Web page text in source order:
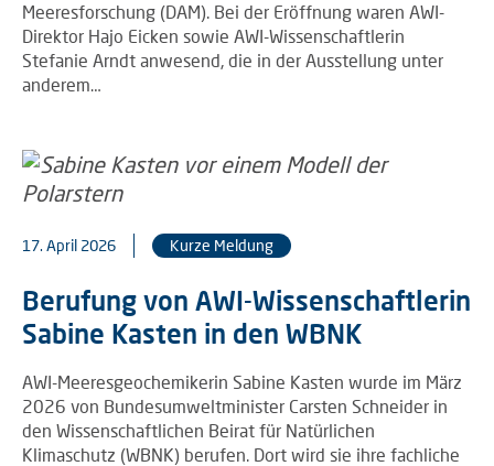
Meeresforschung (DAM). Bei der Eröffnung waren AWI-
Direktor Hajo Eicken sowie AWI-Wissenschaftlerin
Stefanie Arndt anwesend, die in der Ausstellung unter
anderem…
17. April 2026 Kurze Meldung
Berufung von AWI-Wissenschaftlerin
Sabine Kasten in den WBNK
AWI-Meeresgeochemikerin Sabine Kasten wurde im März
2026 von Bundesumweltminister Carsten Schneider in
den Wissenschaftlichen Beirat für Natürlichen
Klimaschutz (WBNK) berufen. Dort wird sie ihre fachliche